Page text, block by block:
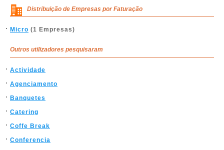
Distribuição de Empresas por Faturação
Micro (1 Empresas)
Outros utilizadores pesquisaram
Actividade
Agenciamento
Banquetes
Catering
Coffe Break
Conferencia